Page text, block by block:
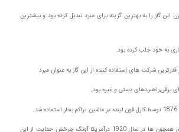
گاز را به بهترین گزینه برای مبرد تبدیل کرده بود و بیشترین
به خود جلب کرده بود.
شرکت های استفاده کننده از این گاز به عنوان مبرد
برقی,راهبردهای دستی و غیره بود.
البته میردهای معمول دیگری همچون ها در سال 1920 درآمریکا آونگ چرخش حمایت از این